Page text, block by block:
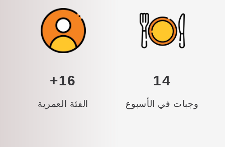
14
وجبات في الأسبوع
16+
الفئة العمرية